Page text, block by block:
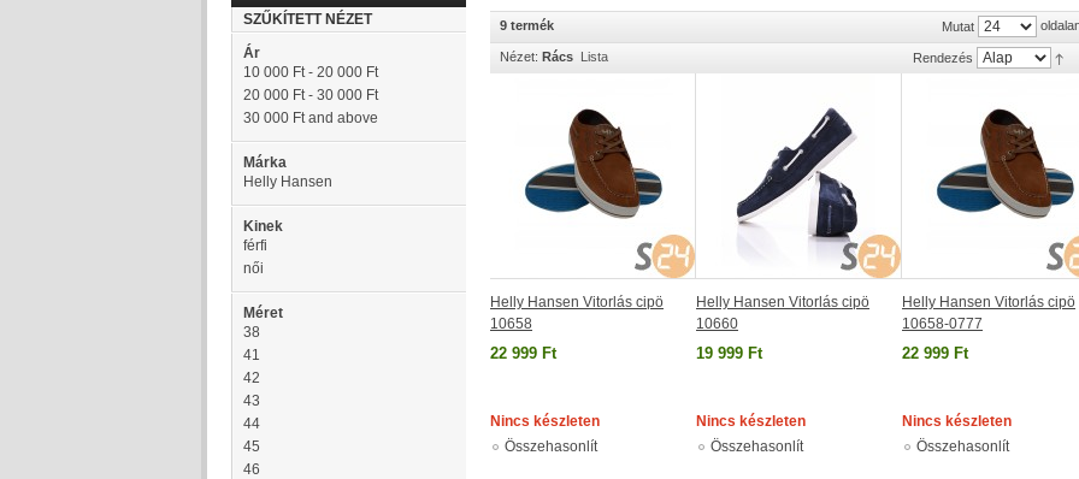
SZŰKÍTETT NÉZET
Ár
10 000 Ft- 20 000 Ft
20 000 Ft- 30 000 Ft
30 000 Ftand above
Márka
Helly Hansen
Kinek
férfi
női
Méret
38
41
42
43
44
45
46
9 termék Mutat
Nézet: Rács Lista Rendezés
Helly Hansen Vitorlás cipö
10658
22 999 Ft
Nincs készleten
Összehasonlít
Helly Hansen Vitorlás cipö
10660
19 999 Ft
Nincs készleten
Összehasonlít
Helly Hansen Vitorlás cipö
10658-0777
22 999 Ft
Nincs készleten
Összehasonlít